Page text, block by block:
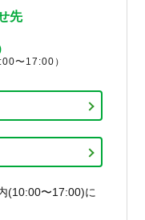
先
〜17:00）
(10:00〜17:00)に